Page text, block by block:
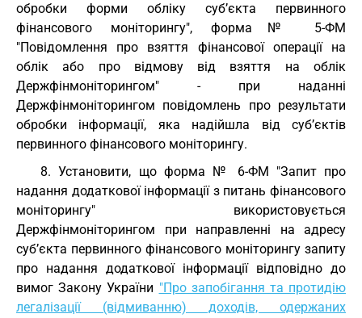
обробки форми обліку суб’єкта первинного
фінансового моніторингу", форма№ 5-ФМ
"Повідомлення про взяття фінансової операції на
облік або про відмову від взяття на облік
Держфінмоніторингом" - при наданні
Держфінмоніторингом повідомлень про результати
обробки інформації, яка надійшла від суб’єктів
первинного фінансового моніторингу.
8. Установити, що форма № 6-ФМ "Запит про
надання додаткової інформації з питань фінансового
моніторингу" використовується
Держфінмоніторингом при направленні на адресу
суб’єкта первинного фінансового моніторингу запиту
про надання додаткової інформації відповідно до
вимог Закону України "Про запобігання та протидію
легалізації (відмиванню) доходів, одержаних